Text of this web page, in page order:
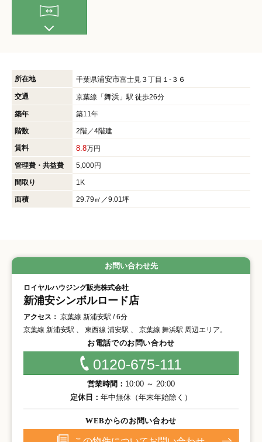
所在地 千葉県浦安市富士見３丁目１-３６
交通 京葉線「舞浜 」駅 徒歩26分
築年 築11年
階数 2階／4階建
賃料 8.8万円
管理費・共益費 5,000円
間取り 1K
面積 29.79㎡／9.01坪
お問い合わせ先
ロイヤルハウジング販売株式会社
新浦安シンボルロード店
アクセス： 京葉線 新浦安駅 / 6分
京葉線 新浦安駅 、 東西線 浦安駅 、 京葉線 舞浜駅 周辺エリア。
お電話でのお問い合わせ
0120-675-111
営業時間： 10:00 ～ 20:00
定休日： 年中無休（年末年始除く）
WEBからのお問い合わせ